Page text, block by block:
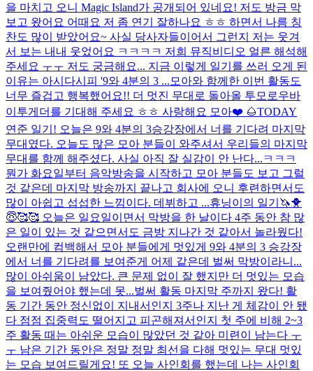
을 마치고 오니 Magic Island가 공개되어 있네요! 저도 방금 막
보고 왔어요 어때요 저 좀 연기 잘하나요 ㅎㅎ 하면서 나름 칭
찬도 많이 받았어요~ 사실 당사자들이어서 그런지 저는 웃겨
서 보는 내내 웃었어요 ㅋㅋㅋㅋ 저희 뮤직비디오 얼른 해석해
주세요 ㅜㅜ 저도 궁금해요... 지금 이렇게 일기를 쓰러 오게 된
이유는 아시다시피 '9와 4분의 3 ... 모아와 함께한 이번 활동도
너무 즐겁고 행복했어요!! 더 멋진 무대로 돌아올 투모로우바
이투게더를 기대해 주세요 ㅎㅎ 사랑해요 모아❤️ 🌰TODAY
연준 일기! 오늘은 9와 4분의 3승강장에서 너를 기다려 마지막
무대였다. 오늘도 많은 모아 분들이 와주셔서 우리들의 마지막
무대를 함께 해주셨다. 사실 아직 잘 실감이 안 난다...ㅋㅋㅋ
뭔가 화요일부터 음악방송을 시작하고 모아 분들도 보고 그럴
것 같은데 마지막 방송까지 끝나고 회사에 오니 후련하면서도
많이 아쉽고 섭섭한 느낌이다. 데뷔하고 ...휴닝이의 일기🦄🐥
😇🥰🥰 오늘은 일요일이면서 막방을 한 날이다 4주 동안 참 많
은 일이 있는 것 같으면서도 금방 지나간 것 같아서 놀라웠다!
오랜만에 컴백해서 모아 분들에게 멋있게 9와 4분의 3 승강장
에서 너를 기다려를 보여준게 어제 같은데 벌써 막방이라니...
많이 아쉬움이 남았다. 큰 문제 없이 잘 했지만 더 멋있는 모습
을 보여줬어야 했는데 못...벌써 활동 마지막 주까지 왔다! 활
동 기간 동안 정신없이 지내서인지 3주나 지난 게 체감이 안 됐
다 점점 집중력도 떨어지고 피곤해져서인지 첫 주에 비해 2~3
주 활동 때는 아쉬운 모습이 많았던 것 같아 미련이 남는다 ㅜ
ㅜ 남은 기간 동안은 정말 정말 최선을 다해 멋있는 무대 멋있
는 모습 보여드릴게요! 또 오늘 사인회를 했는데 나는 사인회